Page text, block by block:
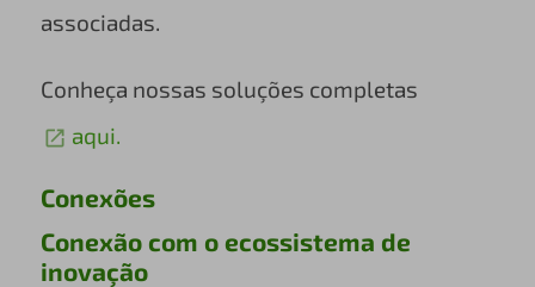
associadas.
Conheça nossas soluções completas
aqui.
Conexões
Conexão com o ecossistema de
inovação